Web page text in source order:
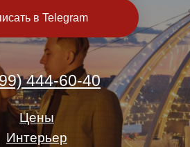
в Telegram
444-60-40
Интерьер
Цены